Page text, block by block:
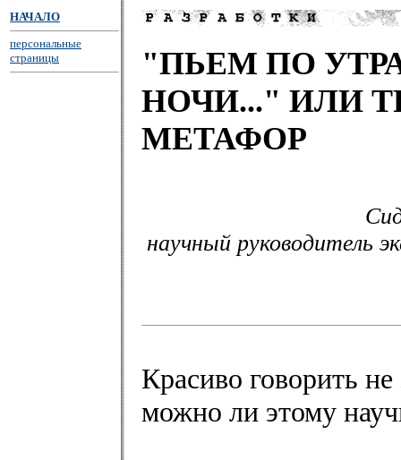
НАЧАЛО
персональные
страницы
"ПЬЕМ ПО
НОЧИ..." ИЛИ
МЕТАФОР
научный руководитель
Красиво говорить
можно ли этому